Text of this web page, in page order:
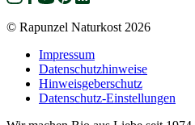
© Rapunzel Naturkost 2026
Impressum
Datenschutzhinweise
Hinweisgeberschutz
Datenschutz-Einstellungen